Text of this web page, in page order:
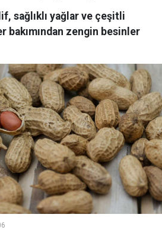
sağlıklı yağlar ve çeşitli
bakımından zengin besinler